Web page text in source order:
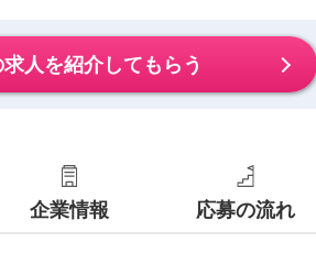
求人を紹介してもらう
企業情報 応募の流れ